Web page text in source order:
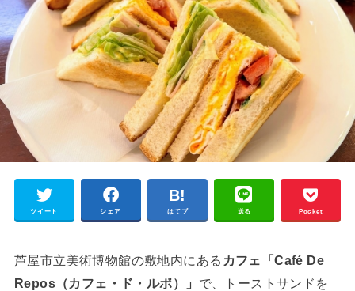
ツイート シェア はてブ 送る Pocket
芦屋市立美術博物館の敷地内にある カフェ「Café De
Repos（カフェ・ド・ルポ）」 で、トーストサンドを